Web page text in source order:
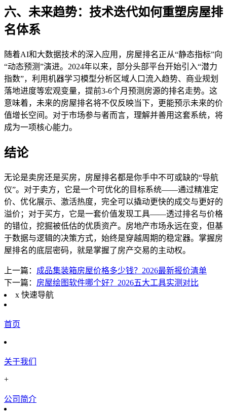
六、未来趋势：技术迭代如何重塑房屋排
名体系
随着AI和大数据技术的深入应用，房屋排名正从“静态指标”向
“动态预测”演进。2024年以来，部分头部平台开始引入“潜力
指数”，利用机器学习模型分析区域人口流入趋势、商业规划
落地进度等宏观变量，提前3-6个月预测房源的排名走势。这
意味着，未来的房屋排名将不仅反映当下，更能预示未来的价
值增长空间。对于市场参与者而言，理解并善用这套系统，将
成为一项核心能力。
结论
无论是卖房还是买房，房屋排名都是你手中不可或缺的“导航
仪”。对于卖方，它是一个可优化的目标系统——通过精准定
价、优化展示、激活热度，完全可以撬动更快的成交与更好的
溢价；对于买方，它是一套价值发现工具——透过排名与价格
的错位，挖掘被低估的优质资产。房地产市场永远在变，但基
于数据与逻辑的决策方式，始终是穿越周期的稳定器。掌握房
屋排名的底层密码，就是掌握了房产交易的主动权。
上一篇： 成品集装箱房屋价格多少钱？2026最新报价清单
下一篇： 房屋绘图软件哪个好？2026五大工具实测对比
x 快速导航
首页
关于我们
+
公司简介